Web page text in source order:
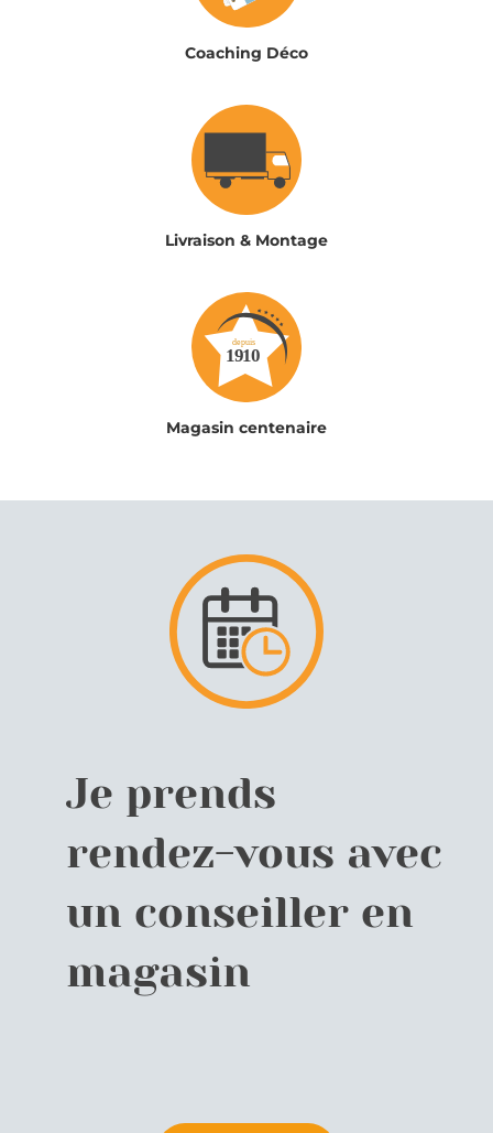
Coaching Déco
Livraison & Montage
Magasin centenaire
Je prends
rendez-vous avec
un conseiller en
magasin